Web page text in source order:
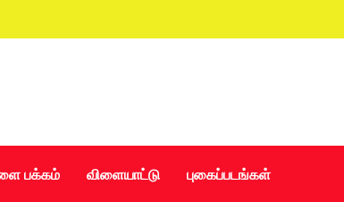
பக்கம் விளையாட்டு புகைப்படங்கள்